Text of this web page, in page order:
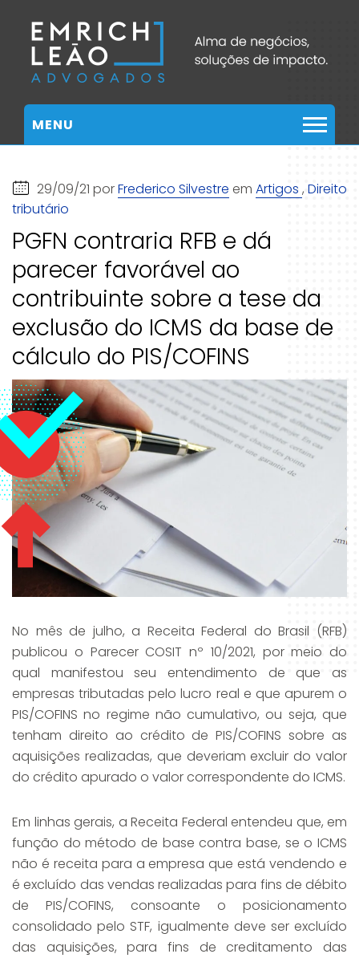
MENU
29/09/21 porFrederico Silvestre em Artigos , Direito
tributário
PGFN contraria RFB e dá
parecer favorável ao
contribuinte sobre a tese da
exclusão do ICMS da base de
cálculo do PIS/COFINS
No mês de julho, a Receita Federal do Brasil (RFB)
publicou o Parecer COSIT nº 10/2021, por meio do
qual manifestou seu entendimento de que as
empresas tributadas pelo lucro real e que apurem o
PIS/COFINS no regime não cumulativo, ou seja, que
tenham direito ao crédito de PIS/COFINS sobre as
aquisições realizadas, que deveriam excluir do valor
do crédito apurado o valor correspondente do ICMS.
Em linhas gerais, a Receita Federal entendeu que, em
função do método de base contra base, se o ICMS
não é receita para a empresa que está vendendo e
é excluído das vendas realizadas para fins de débito
de PIS/COFINS, consoante o posicionamento
consolidado pelo STF, igualmente deve ser excluído
das aquisições, para fins de creditamento das